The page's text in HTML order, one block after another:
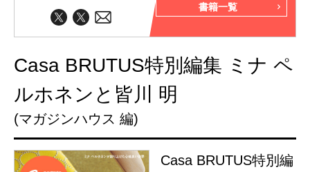
書籍一覧
Casa BRUTUS特別編集 ミナ ペ
ルホネンと皆川 明
(マガジンハウス 編)
Casa BRUTUS特別編